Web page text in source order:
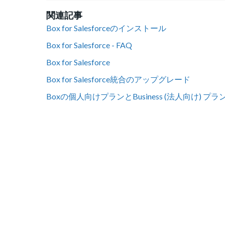
関連記事
Box for Salesforceのインストール
Box for Salesforce - FAQ
Box for Salesforce
Box for Salesforce統合のアップグレード
Boxの個人向けプランとBusiness (法人向け) プラ